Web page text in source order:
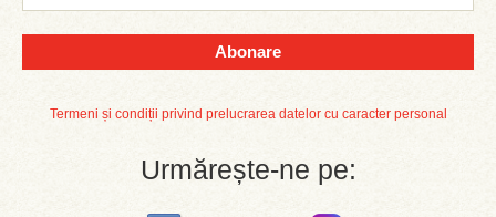
Abonare
Termeni și condiții privind prelucrarea datelor cu caracter personal
Urmărește-ne pe: